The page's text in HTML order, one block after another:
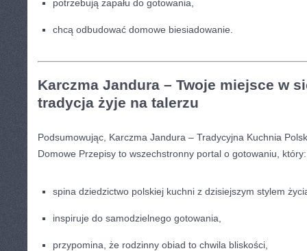
potrzebują zapału do gotowania,
chcą odbudować domowe biesiadowanie.
Karczma Jandura – Twoje miejsce w
tradycja żyje na talerzu
Podsumowując, Karczma Jandura – Tradycyjna Kuchnia
Domowe Przepisy to wszechstronny portal o gotowaniu, który:
spina dziedzictwo polskiej kuchni z dzisiejszym stylem
inspiruje do samodzielnego gotowania,
przypomina, że rodzinny obiad to chwila bliskości,